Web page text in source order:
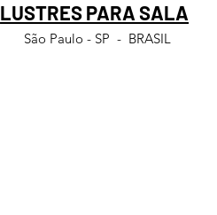
LUSTRES PARA SALA
São Paulo - SP - BRASIL